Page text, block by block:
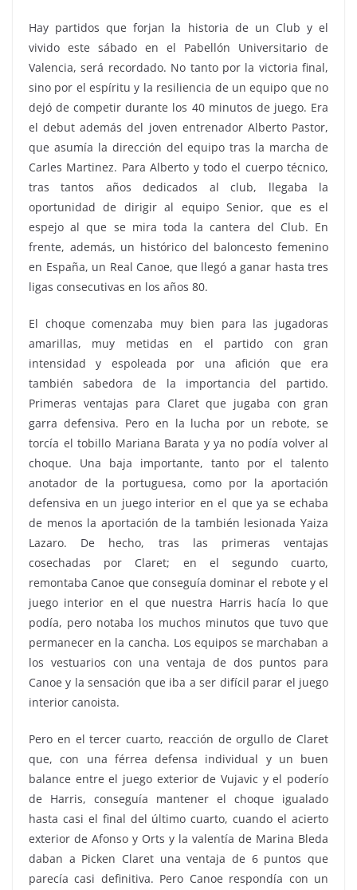
Hay partidos que forjan la historia de un Club y el
vivido este sábado en el Pabellón Universitario de
Valencia, será recordado. No tanto por la victoria final,
sino por el espíritu y la resiliencia de un equipo que no
dejó de competir durante los 40 minutos de juego. Era
el debut además del joven entrenador Alberto Pastor,
que asumía la dirección del equipo tras la marcha de
Carles Martinez. Para Alberto y todo el cuerpo técnico,
tras tantos años dedicados al club, llegaba la
oportunidad de dirigir al equipo Senior, que es el
espejo al que se mira toda la cantera del Club. En
frente, además, un histórico del baloncesto femenino
en España, un Real Canoe, que llegó a ganar hasta tres
ligas consecutivas en los años 80.
El choque comenzaba muy bien para las jugadoras
amarillas, muy metidas en el partido con gran
intensidad y espoleada por una afición que era
también sabedora de la importancia del partido.
Primeras ventajas para Claret que jugaba con gran
garra defensiva. Pero en la lucha por un rebote, se
torcía el tobillo Mariana Barata y ya no podía volver al
choque. Una baja importante, tanto por el talento
anotador de la portuguesa, como por la aportación
defensiva en un juego interior en el que ya se echaba
de menos la aportación de la también lesionada Yaiza
Lazaro. De hecho, tras las primeras ventajas
cosechadas por Claret; en el segundo cuarto,
remontaba Canoe que conseguía dominar el rebote y el
juego interior en el que nuestra Harris hacía lo que
podía, pero notaba los muchos minutos que tuvo que
permanecer en la cancha. Los equipos se marchaban a
los vestuarios con una ventaja de dos puntos para
Canoe y la sensación que iba a ser difícil parar el juego
interior canoista.
Pero en el tercer cuarto, reacción de orgullo de Claret
que, con una férrea defensa individual y un buen
balance entre el juego exterior de Vujavic y el poderío
de Harris, conseguía mantener el choque igualado
hasta casi el final del último cuarto, cuando el acierto
exterior de Afonso y Orts y la valentía de Marina Bleda
daban a Picken Claret una ventaja de 6 puntos que
parecía casi definitiva. Pero Canoe respondía con un